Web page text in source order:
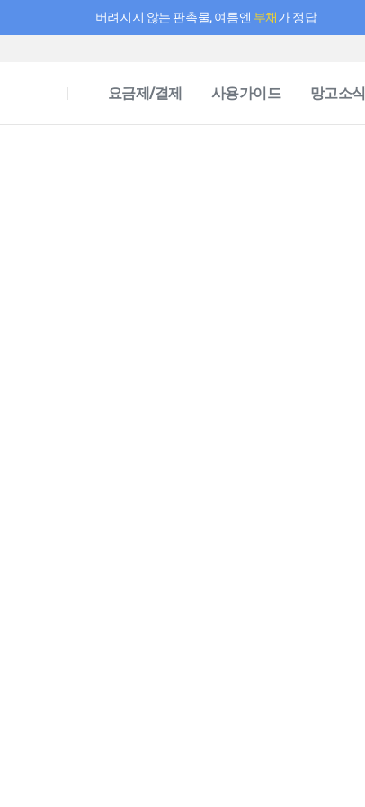
버려지지 않는 판촉물, 여름엔 부채가 정답
요금제/결제 사용가이드 망고소식